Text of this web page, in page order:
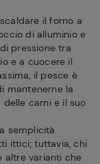
il forno a
di alluminio e
pressione tra
e a cuocere il
il pesce è
mantenerne la
carni e il suo
semplicità
ittici; tuttavia, chi
altre varianti che